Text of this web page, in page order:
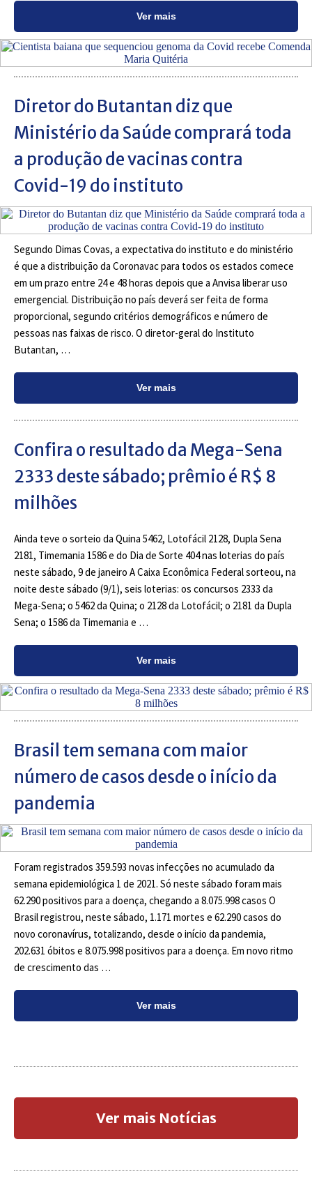
Ver mais
Diretor do Butantan diz que
Ministério da Saúde comprará toda
a produção de vacinas contra
Covid-19 do instituto
Segundo Dimas Covas, a expectativa do instituto e do ministério
é que a distribuição da Coronavac para todos os estados comece
em um prazo entre 24 e 48 horas depois que a Anvisa liberar uso
emergencial. Distribuição no país deverá ser feita de forma
proporcional, segundo critérios demográficos e número de
pessoas nas faixas de risco. O diretor-geral do Instituto
Butantan, …
Ver mais
Confira o resultado da Mega-Sena
2333 deste sábado; prêmio é R$ 8
milhões
Ainda teve o sorteio da Quina 5462, Lotofácil 2128, Dupla Sena
2181, Timemania 1586 e do Dia de Sorte 404 nas loterias do país
neste sábado, 9 de janeiro A Caixa Econômica Federal sorteou, na
noite deste sábado (9/1), seis loterias: os concursos 2333 da
Mega-Sena; o 5462 da Quina; o 2128 da Lotofácil; o 2181 da Dupla
Sena; o 1586 da Timemania e …
Ver mais
Brasil tem semana com maior
número de casos desde o início da
pandemia
Foram registrados 359.593 novas infecções no acumulado da
semana epidemiológica 1 de 2021. Só neste sábado foram mais
62.290 positivos para a doença, chegando a 8.075.998 casos O
Brasil registrou, neste sábado, 1.171 mortes e 62.290 casos do
novo coronavírus, totalizando, desde o início da pandemia,
202.631 óbitos e 8.075.998 positivos para a doença. Em novo ritmo
de crescimento das …
Ver mais
Ver mais Notícias